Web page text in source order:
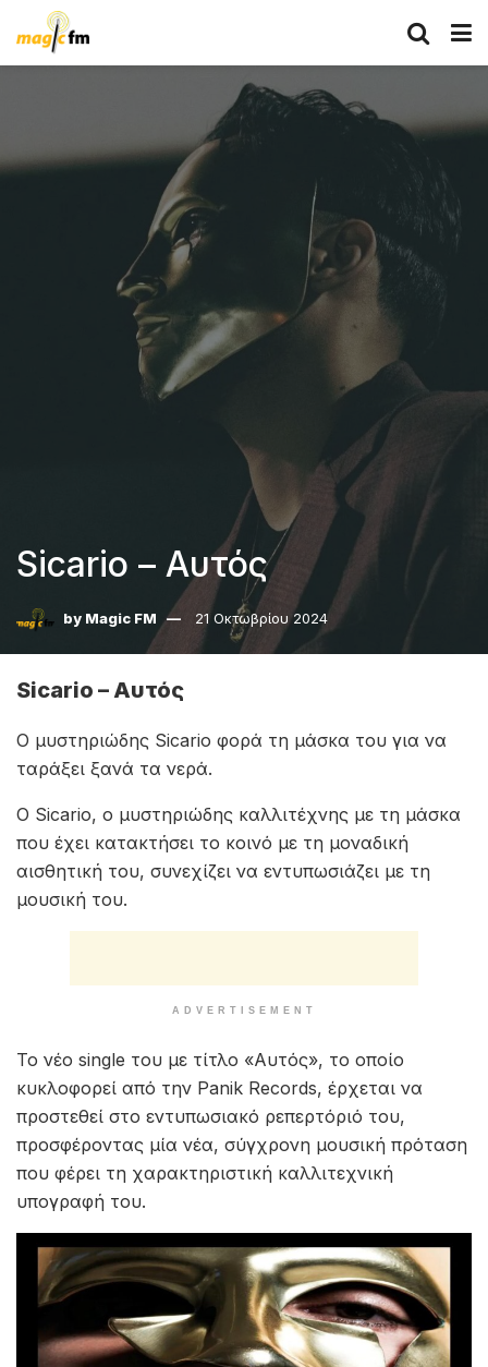
Sicario – Αυτός
by Magic FM 21 Οκτωβρίου 2024
Sicario – Αυτός
Ο μυστηριώδης Sicario φορά τη μάσκα του για να
ταράξει ξανά τα νερά.
Ο Sicario, ο μυστηριώδης καλλιτέχνης με τη μάσκα
που έχει κατακτήσει το κοινό με τη μοναδική
αισθητική του, συνεχίζει να εντυπωσιάζει με τη
μουσική του.
ADVERTISEMENT
Το νέο single του με τίτλο «Αυτός», το οποίο
κυκλοφορεί από την Panik Records, έρχεται να
προστεθεί στο εντυπωσιακό ρεπερτόριό του,
προσφέροντας μία νέα, σύγχρονη μουσική πρόταση
που φέρει τη χαρακτηριστική καλλιτεχνική
υπογραφή του.